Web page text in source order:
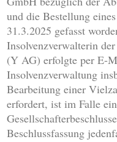
und die Bestellung
31.3.2025 gefasst
Insolvenzverwalterin
(Y AG) erfolgte per E-
Insolvenzverwaltung
Bearbeitung einer
erfordert, ist im Falle
Beschlussfassung